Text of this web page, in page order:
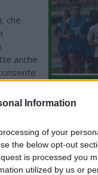
Information
of your
the below opt-out
is processed you
utilized by us or
che
anche
nostro
del
VIDEO
GLI